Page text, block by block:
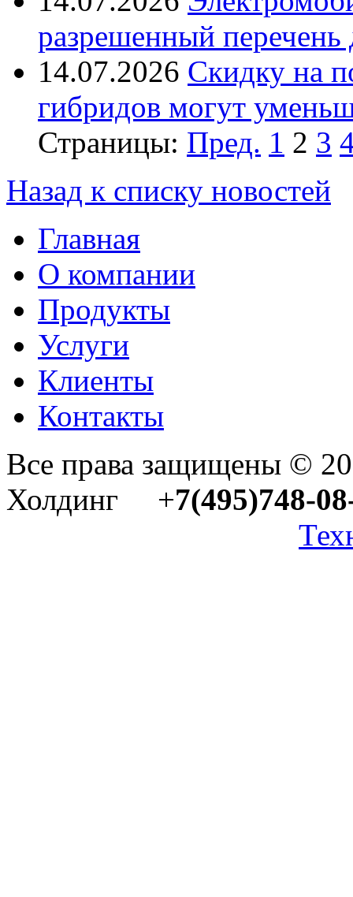
разрешенный перечень
14.07.2026 Скидку на
гибридов могут
Страницы: Пред. 1 2 3
Назад к списку новостей
Главная
О компании
Продукты
Услуги
Клиенты
Контакты
Все права защищены ©
Холдинг +7(495)748-